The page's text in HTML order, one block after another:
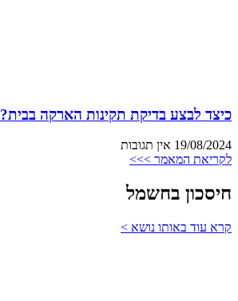
כיצד לבצע בדיקת תקינות הארקה בבית?
19/08/2024 אין תגובות
לקריאת המאמר >>>
חיסכון בחשמל
קרא עוד באותו נושא >